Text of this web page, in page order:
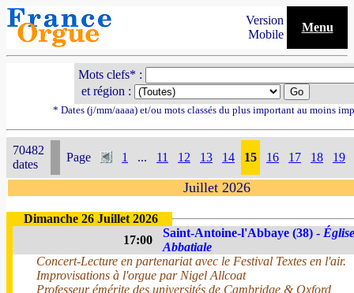
Version
Mobile
Menu
Mots clefs* :
et région :
* Dates (j/mm/aaaa) et/ou mots classés du plus important au moins
70482
dates
Page 1 ... 11 12 13 14 15 16 17 18 19
Juillet 2026
Dimanche 26 Juillet 2026
17:00
Saint-Antoine-l'Abbaye (38) - Église
Abbatiale
Concert-Lecture en partenariat avec le Festival Textes en l'air.
Improvisations à l'orgue par Nigel Allcoat
Professeur émérite des universités de Cambridge & Oxford